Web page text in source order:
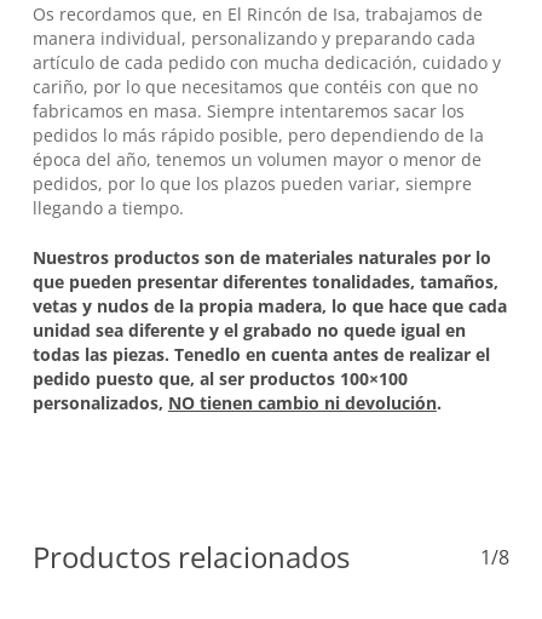
Os recordamos que, en El Rincón de Isa, trabajamos de
manera individual, personalizando y preparando cada
artículo de cada pedido con mucha dedicación, cuidado y
cariño, por lo que necesitamos que contéis con que no
fabricamos en masa. Siempre intentaremos sacar los
pedidos lo más rápido posible, pero dependiendo de la
época del año, tenemos un volumen mayor o menor de
pedidos, por lo que los plazos pueden variar, siempre
llegando a tiempo.
Nuestros productos son de materiales naturales por lo
que pueden presentar diferentes tonalidades, tamaños,
vetas y nudos de la propia madera, lo que hace que cada
unidad sea diferente y el grabado no quede igual en
todas las piezas. Tenedlo en cuenta antes de realizar el
pedido puesto que, al ser productos 100×100
personalizados, NO tienen cambio ni devolución.
Productos relacionados 1/8